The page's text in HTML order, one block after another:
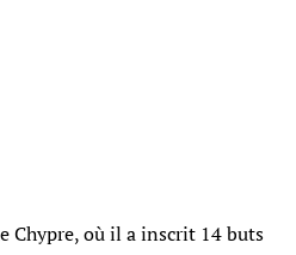
Chypre, où il a inscrit 14 buts